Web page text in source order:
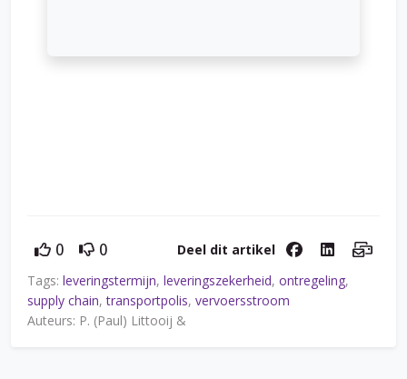
0 0
Deel dit artikel
Tags: leveringstermijn, leveringszekerheid, ontregeling,
supply chain,transportpolis, vervoersstroom
Auteurs: P. (Paul) Littooij &